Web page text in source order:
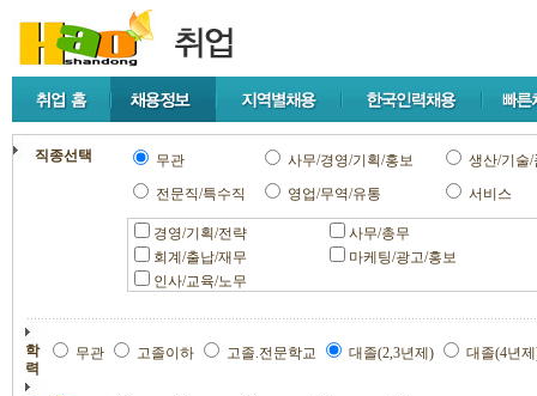
직종선택 무관 사무/경영/기획/홍보
생산/기술
전문직/특수직
영업/무역/유통 서비스
경영/기획/전략
사무/총무
회계/출납/재무
마케팅/광고/홍보
인사/교육/노무
학
력
무관 고졸이하 고졸.전문학교 대졸(2,3년제) 대졸(4년